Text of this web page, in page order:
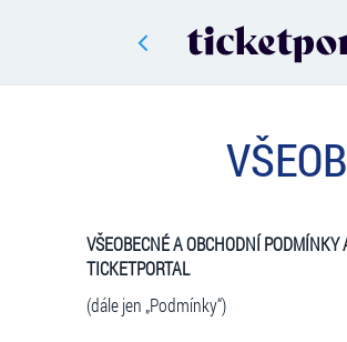
VŠEOBECNÉA OBCHODNÍ PODMÍNKY
TICKETPORTAL
(dále jen „Podmínky“)